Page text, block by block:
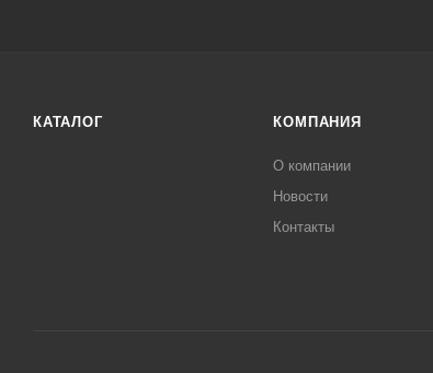
КАТАЛОГ КОМПАНИЯ
О компании
Новости
Контакты